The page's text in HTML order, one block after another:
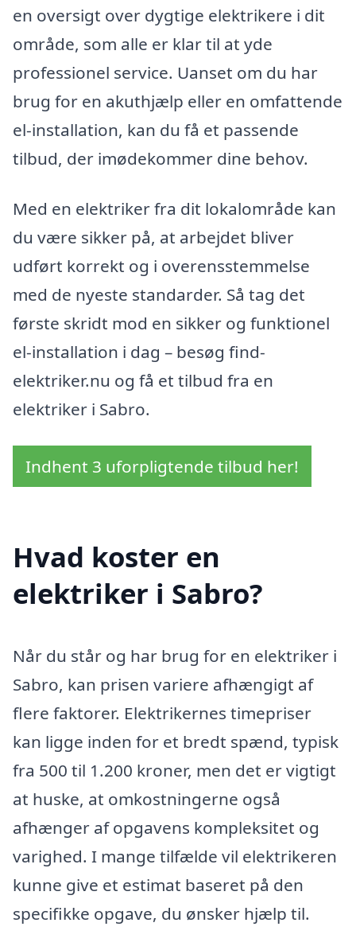
en oversigt over dygtige elektrikere i dit
område, som alle er klar til at yde
professionel service. Uanset om du har
brug for en akuthjælp eller en omfattende
el-installation, kan du få et passende
tilbud, der imødekommer dine behov.
Med en elektriker fra dit lokalområde kan
du være sikker på, at arbejdet bliver
udført korrekt og i overensstemmelse
med de nyeste standarder. Så tag det
første skridt mod en sikker og funktionel
el-installation i dag – besøg find-
elektriker.nu og få et tilbud fra en
elektriker i Sabro.
Indhent 3 uforpligtende tilbud her!
Hvad koster en
elektriker i Sabro?
Når du står og har brug for en elektriker i
Sabro, kan prisen variere afhængigt af
flere faktorer. Elektrikernes timepriser
kan ligge inden for et bredt spænd, typisk
fra 500 til 1.200 kroner, men det er vigtigt
at huske, at omkostningerne også
afhænger af opgavens kompleksitet og
varighed. I mange tilfælde vil elektrikeren
kunne give et estimat baseret på den
specifikke opgave, du ønsker hjælp til.